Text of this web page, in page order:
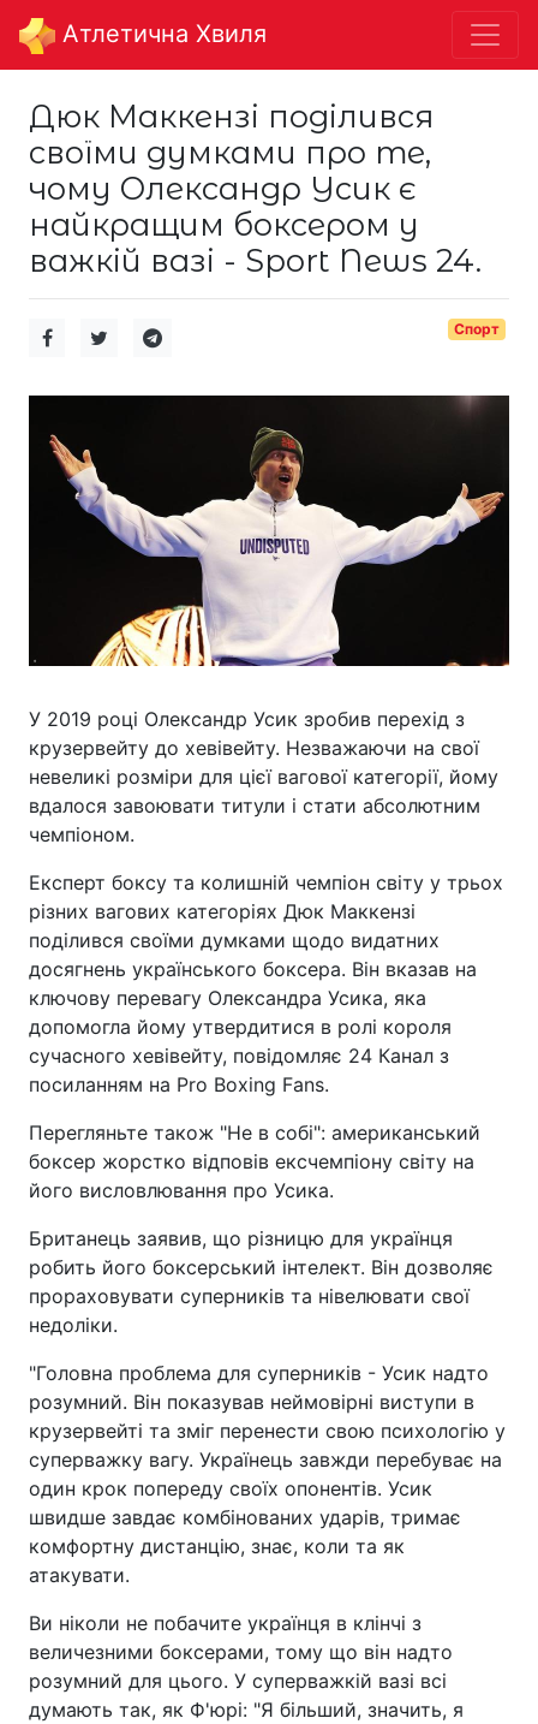
Aтлетична Хвиля
Дюк Маккензі поділився
своїми думками про те,
чому Олександр Усик є
найкращим боксером у
важкій вазі - Sport News 24.
Спорт
У 2019 році Олександр Усик зробив перехід з
крузервейту до хевівейту. Незважаючи на свої
невеликі розміри для цієї вагової категорії, йому
вдалося завоювати титули і стати абсолютним
чемпіоном.
Експерт боксу та колишній чемпіон світу у трьох
різних вагових категоріях Дюк Маккензі
поділився своїми думками щодо видатних
досягнень українського боксера. Він вказав на
ключову перевагу Олександра Усика, яка
допомогла йому утвердитися в ролі короля
сучасного хевівейту, повідомляє 24 Канал з
посиланням на Pro Boxing Fans.
Перегляньте також "Не в собі": американський
боксер жорстко відповів ексчемпіону світу на
його висловлювання про Усика.
Британець заявив, що різницю для українця
робить його боксерський інтелект. Він дозволяє
прораховувати суперників та нівелювати свої
недоліки.
"Головна проблема для суперників - Усик надто
розумний. Він показував неймовірні виступи в
крузервейті та зміг перенести свою психологію у
суперважку вагу. Українець завжди перебуває на
один крок попереду своїх опонентів. Усик
швидше завдає комбінованих ударів, тримає
комфортну дистанцію, знає, коли та як
атакувати.
Ви ніколи не побачите українця в клінчі з
величезними боксерами, тому що він надто
розумний для цього. У суперважкій вазі всі
думають так, як Ф'юрі: "Я більший, значить, я